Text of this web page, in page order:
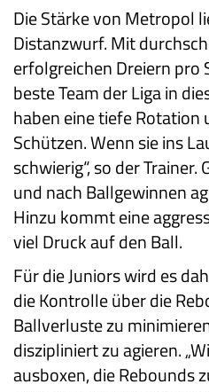
Die Stärke von Metropol
Distanzwurf. Mit
erfolgreichen Dreiern pro
beste Team der Liga in
haben eine tiefe Rotation
Schützen. Wenn sie ins
schwierig“, so der
und nach Ballgewinnen
Hinzu kommt eine
viel Druck auf den Ball.
Für die Juniors wird es
die Kontrolle über die
Ballverluste zu
diszipliniert zu agieren.
ausboxen, die Rebounds